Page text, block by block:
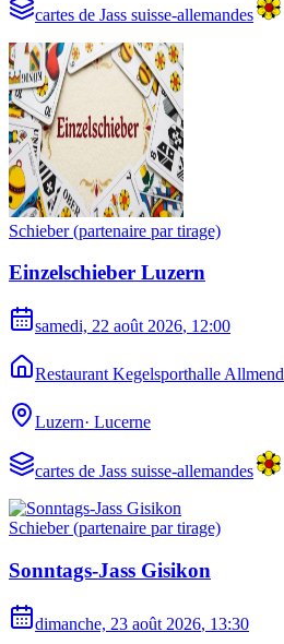
cartes de Jass suisse-allemandes
Schieber (partenaire par tirage)
Einzelschieber Luzern
samedi, 22 août 2026, 12:00
Restaurant Kegelsporthalle Allmend
Luzern· Lucerne
cartes de Jass suisse-allemandes
Schieber (partenaire par tirage)
Sonntags-Jass Gisikon
dimanche, 23 août 2026, 13:30